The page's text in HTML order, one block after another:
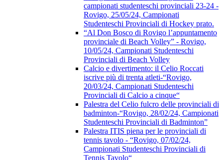
campionati studenteschi provinciali 23-24 -
Rovigo, 25/05/24, Campionati
Studenteschi Provinciali di Hockey prato.
“Al Don Bosco di Rovigo l’appuntamento
provinciale di Beach Volley” - Rovigo,
10/05/24, Campionati Studenteschi
Provinciali di Beach Volley
Calcio e divertimento: il Celio Roccati
iscrive più di trenta atleti-“Rovigo,
20/03/24, Campionati Studenteschi
Provinciali di Calcio a cinque“
Palestra del Celio fulcro delle provinciali di
badminton-“Rovigo, 28/02/24, Campionati
Studenteschi Provinciali di Badminton”
Palestra ITIS piena per le provinciali di
tennis tavolo - “Rovigo, 07/02/24,
Campionati Studenteschi Provinciali di
Tennis Tavolo“